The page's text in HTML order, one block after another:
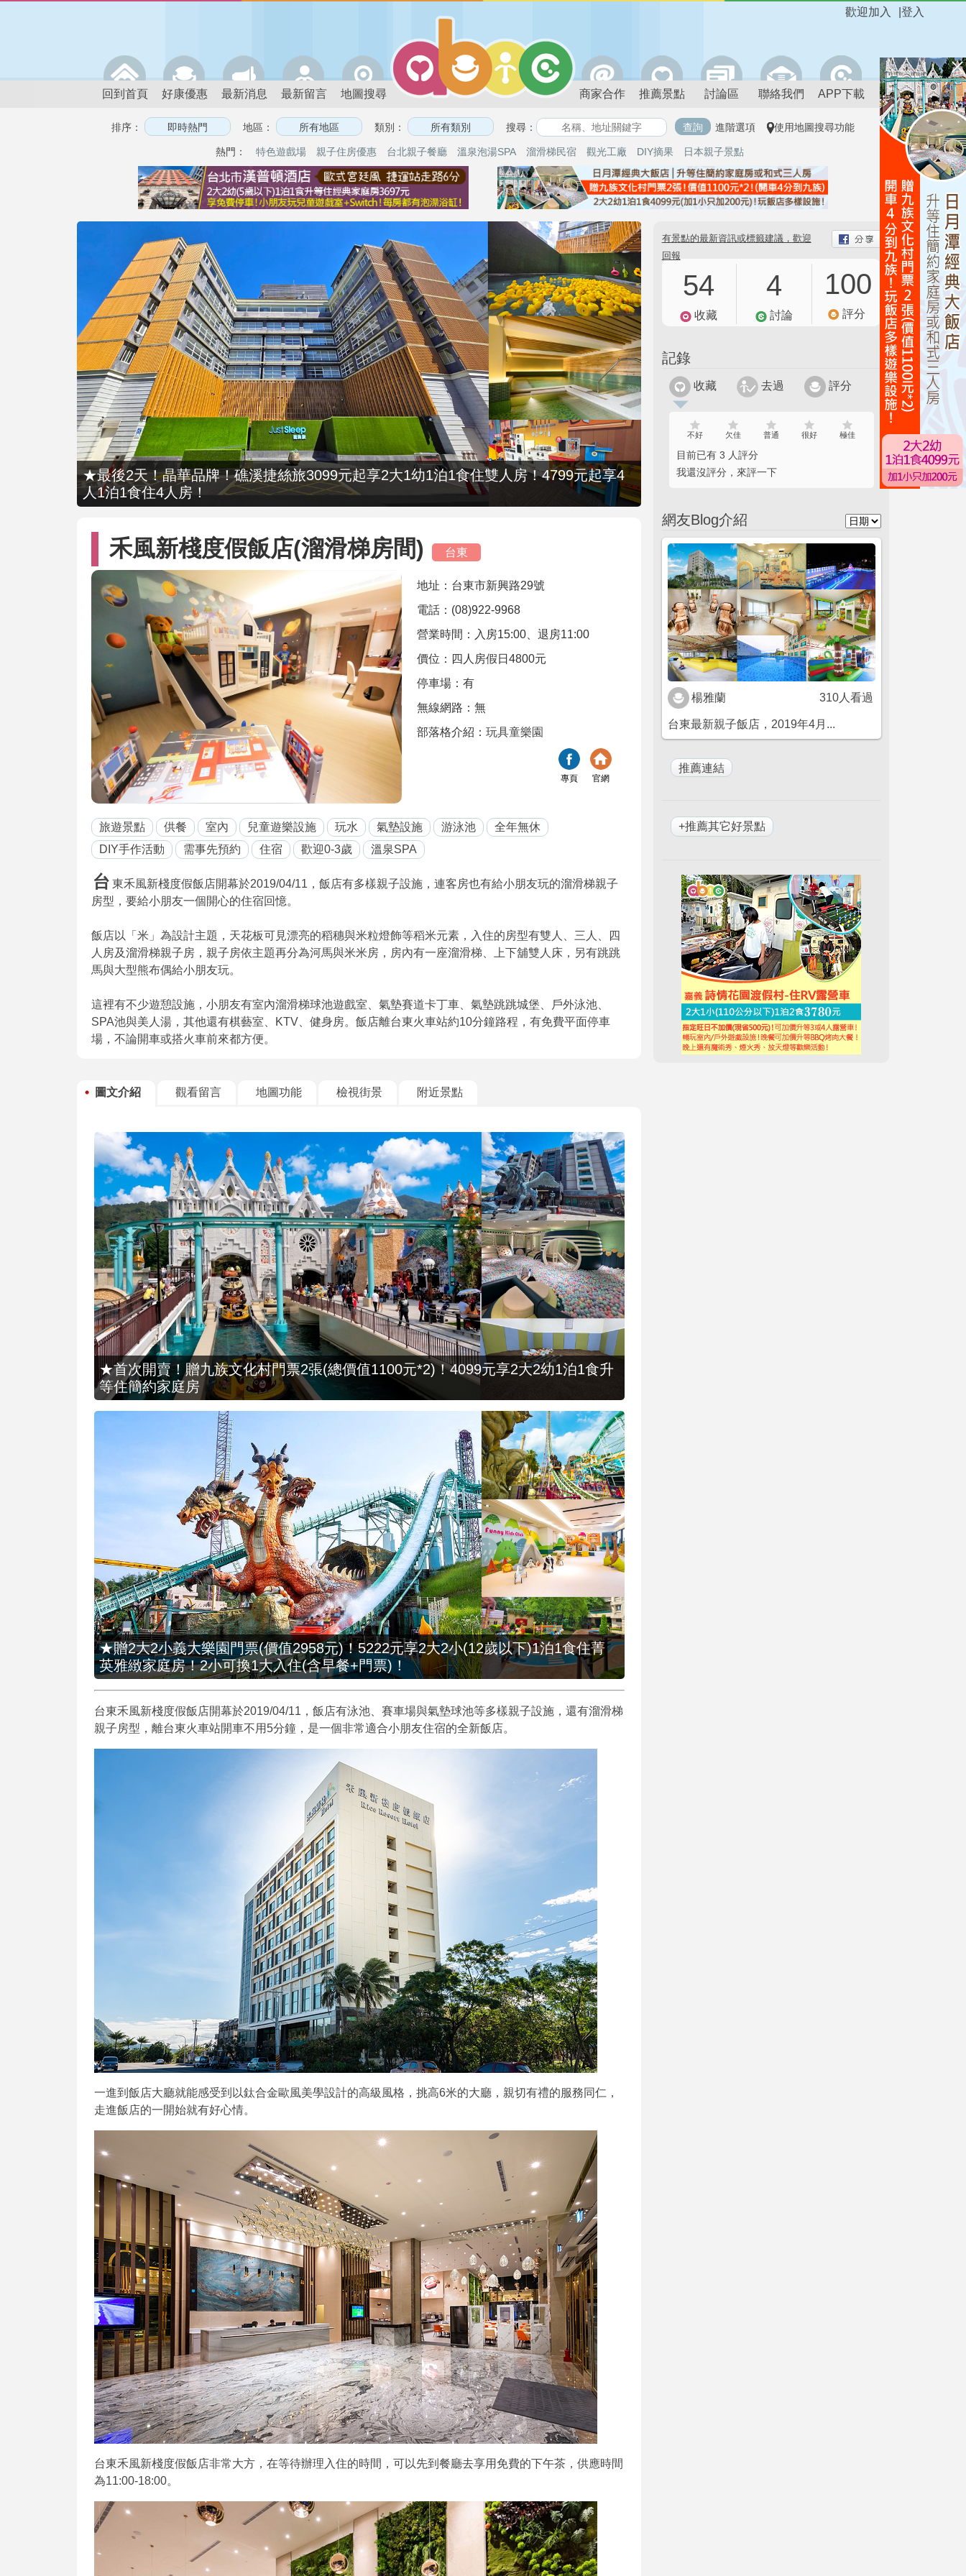
登入
歡迎加入
回到首頁 好康優惠 最新消息 最新留言 地圖搜尋 商家合作 推薦景點 討論區 聯絡我們 APP下載
排序： 地區： 類別： 搜尋： 進階選項 使用地圖搜尋功能
熱門： 特色遊戲場 親子住房優惠 台北親子餐廳 溫泉泡湯SPA 溜滑梯民宿 觀光工廠 DIY摘果 日本親子景點
★最後2天！晶華品牌！礁溪捷絲旅3099元起享2大1幼1泊1食住雙人房！4799元起享4
人1泊1食住4人房！
禾風新棧度假飯店(溜滑梯房間) 台東
地址：台東市新興路29號
電話：(08)922-9968
營業時間：入房15:00、退房11:00
價位：四人房假日4800元
停車場：有
無線網路：無
部落格介紹：玩具童樂園
專頁 官網
旅遊景點 供餐 室內 兒童遊樂設施 玩水 氣墊設施 游泳池
全年無休
DIY手作活動
需事先預約 住宿 歡迎0-3歲 溫泉SPA
台 東禾風新棧度假飯店開幕於2019/04/11，飯店有多樣親子設施，連客房也有給小朋友玩的溜滑梯親子
房型，要給小朋友一個開心的住宿回憶。
飯店以「米」為設計主題，天花板可見漂亮的稻穗與米粒燈飾等稻米元素，入住的房型有雙人、三人、四
人房及溜滑梯親子房，親子房依主題再分為河馬與米米房，房內有一座溜滑梯、上下舖雙人床，另有跳跳
馬與大型熊布偶給小朋友玩。
這裡有不少遊憩設施，小朋友有室內溜滑梯球池遊戲室、氣墊賽道卡丁車、氣墊跳跳城堡、戶外泳池、
SPA池與美人湯，其他還有棋藝室、KTV、健身房。飯店離台東火車站約10分鐘路程，有免費平面停車
場，不論開車或搭火車前來都方便。
圖文介紹 觀看留言 地圖功能 檢視街景 附近景點
★首次開賣！贈九族文化村門票2張(總價值1100元*2)！4099元享2大2幼1泊1食升
等住簡約家庭房
★贈2大2小義大樂園門票(價值2958元)！5222元享2大2小(12歲以下)1泊1食住菁
英雅緻家庭房！2小可換1大入住(含早餐+門票)！
台東禾風新棧度假飯店開幕於2019/04/11，飯店有泳池、賽車場與氣墊球池等多樣親子設施，還有溜滑梯
親子房型，離台東火車站開車不用5分鐘，是一個非常適合小朋友住宿的全新飯店。
一進到飯店大廳就能感受到以鈦合金歐風美學設計的高級風格，挑高6米的大廳，親切有禮的服務同仁，
走進飯店的一開始就有好心情。
台東禾風新棧度假飯店非常大方，在等待辦理入住的時間，可以先到餐廳去享用免費的下午茶，供應時間
為11:00-18:00。
有景點的最新資訊或標籤建議，歡迎
回報
54
收藏
4
討論
100
評分
記錄
收藏 去過 評分
不好 欠佳 普通 很好 極佳
目前已有 3 人評分
我還沒評分，來評一下
網友Blog介紹
楊雅蘭 310人看過
台東最新親子飯店，2019年4月...
+推薦其它好景點